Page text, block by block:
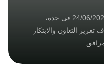
تم توقيع مذكرة تفاهم بتاريخ 24/06/2025 في جدة،
التعاون والابتكار